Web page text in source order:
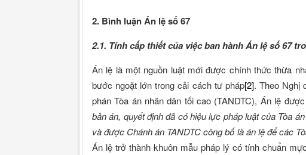
2. Bình luận Án lệ số 67
2.1. Tính cấp thiết của việc ban hành Án lệ số 67
Án lệ là một nguồn luật mới được chính thức thừa
bước ngoặt lớn trong cải cách tư pháp[2]. Theo Nghị
phán Tòa án nhân dân tối cao (TANDTC), Án lệ
bản án, quyết định đã có hiệu lực pháp luật của Tòa
và được Chánh án TANDTC công bố là án lệ để các
Án lệ trở thành khuôn mẫu pháp lý có tính chuẩn